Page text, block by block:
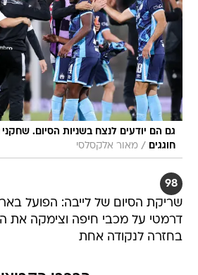
גם הם יודעים לנצח בשניות הסיום.
חוגגים
/ מאור אלקסלסי
98
דרמטי על מכבי חיפה וצימקה את
בחזרה לנקודה אחת